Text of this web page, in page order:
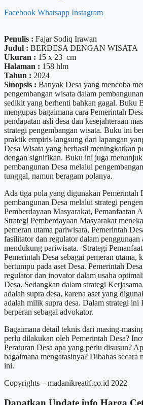
Facebook Whatsapp Instagram
Penulis : Fajar Sodiq Irawan
Judul : BERDESA DENGAN WISATA
Ukuran : 15 x 23 cm
Halaman : 158 hlm
Tahun : 2024
Sinopsis : Banyak Desa yang mencoba
pengembangan wisata dalam
sedikit yang berhenti bahkan gagal. Buku
mengupas bagaimana cara Pemerintah
pendapatan asli desa dan kesejahteraan
strategi pengembangan wisata. Buku ini
praktik empiris langsung dari lapangan
Desa Wisata yang berhasil meningkatkan
dengan signifikan. Buku ini juga
pembangunan Desa melalui
tunggal, namun beragam polanya.
Ada tiga pola yang digunakan Pemerintah
pembangunan Desa melalui strategi
Pemberdayaan Masyarakat, Pemanfaatan
Strategi Pemberdayaan Masyarakat
pemeran utama pariwisata, Pemerintah
fasilitator dan regulator dalam penggunaan
mendukung pariwisata. Strategi
Pemerintah Desa sebagai pemeran utama,
bertumpu pada aset Desa. Pemerintah
regulator dan inovator dalam usaha
Desa. Sedangkan dalam strategi
adalah supra desa, karena aset yang
adalah milik supra desa. Dalam strategi ini
berperan sebagai advokator.
Bagaimana detail teknis dari masing-
perlu dilakukan oleh Pemerintah Desa?
Peraturan Desa apa yang perlu disusun?
bagaimana mengatasinya? Dibahas secara
ini.
Copyrights – madanikreatif.co.id 2022
Dapatkan Update info Harga